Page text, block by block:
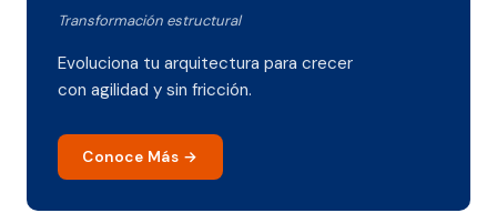
Transformación estructural
Evoluciona tu arquitectura para crecer
con agilidad y sin fricción.
Conoce Más